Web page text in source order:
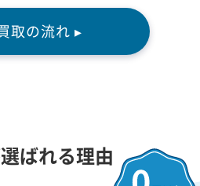
取の流れ ▸
ばれる理由